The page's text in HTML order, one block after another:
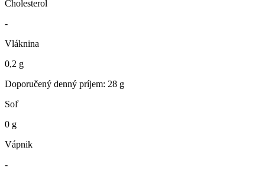
Cholesterol
-
Vláknina
0,2 g
Doporučený denný príjem: 28 g
Soľ
0 g
Vápnik
-